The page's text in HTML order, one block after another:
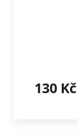
130 Kč